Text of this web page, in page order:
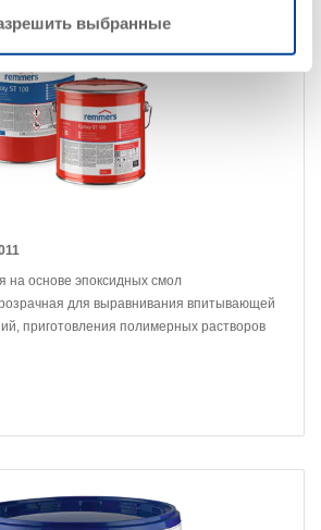
выбранные
на основе эпоксидных смол
для выравнивания впитывающей
приготовления полимерных растворов